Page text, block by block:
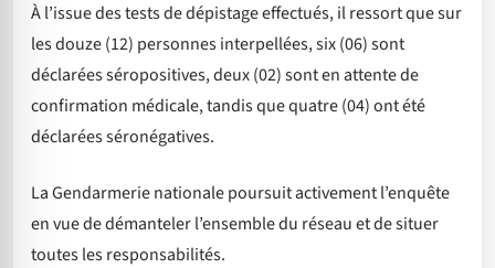
À l’issue des tests de dépistage effectués, il ressort que sur
les douze (12) personnes interpellées, six (06) sont
déclarées séropositives, deux (02) sont en attente de
confirmation médicale, tandis que quatre (04) ont été
déclarées séronégatives.
La Gendarmerie nationale poursuit activement l’enquête
en vue de démanteler l’ensemble du réseau et de situer
toutes les responsabilités.